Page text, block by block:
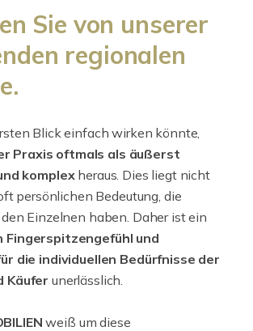
Sie von unserer
regionalen
Blick einfach wirken könnte,
Praxis oftmals als äußerst
komplex heraus. Dies liegt nicht
persönlichen Bedeutung, die
Einzelnen haben. Daher ist ein
Fingerspitzengefühl und
die individuellen Bedürfnisse der
Käufer unerlässlich.
weiß um diese